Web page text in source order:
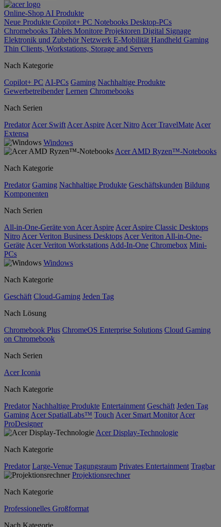
Online-Shop AI Produkte
Neue Produkte Copilot+ PC Notebooks Desktop-PCs
Chromebooks Tablets Monitore Projektoren Digital Signage
Elektronik und ZubehörNetzwerk E-Mobilität Handheld Gaming
Thin Clients, Workstations, Storage and Servers
Nach Kategorie
Copilot+ PC AI-PCs Gaming Nachhaltige Produkte
Gewerbetreibender Lernen Chromebooks
Nach Serien
Predator Acer Swift Acer Aspire Acer Nitro Acer TravelMate Acer
Extensa
Windows
Acer AMD Ryzen™-Notebooks
Nach Kategorie
Predator Gaming Nachhaltige Produkte Geschäftskunden Bildung
Komponenten
Nach Serien
All-in-One-Geräte von Acer Aspire Acer Aspire Classic Desktops
Nitro Acer Veriton Business Desktops Acer Veriton All-in-One-
Geräte Acer Veriton Workstations Add-In-One Chromebox Mini-
PCs
Windows
Nach Kategorie
Geschäft Cloud-Gaming Jeden Tag
Nach Lösung
Chromebook Plus ChromeOS Enterprise Solutions Cloud Gaming
on Chromebook
Nach Serien
Acer Iconia
Nach Kategorie
Predator Nachhaltige Produkte Entertainment Geschäft Jeden Tag
Gaming Acer SpatialLabs™ Touch Acer Smart Monitor Acer
ProDesigner
Acer Display-Technologie
Nach Kategorie
Predator Large-Venue Tagungsraum Privates Entertainment Tragbar
Projektionsrechner
Nach Kategorie
Professionelles Großformat
Nach Kategorie